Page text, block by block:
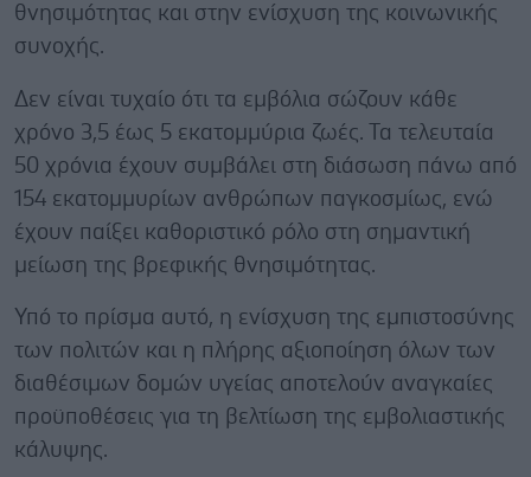
θνησιμότητας και στην ενίσχυση της κοινωνικής
συνοχής.
Δεν είναι τυχαίο ότι τα εμβόλια σώζουν κάθε
χρόνο 3,5 έως 5 εκατομμύρια ζωές. Τα τελευταία
50 χρόνια έχουν συμβάλει στη διάσωση πάνω από
154 εκατομμυρίων ανθρώπων παγκοσμίως, ενώ
έχουν παίξει καθοριστικό ρόλο στη σημαντική
μείωση της βρεφικής θνησιμότητας.
Υπό το πρίσμα αυτό, η ενίσχυση της εμπιστοσύνης
των πολιτών και η πλήρης αξιοποίηση όλων των
διαθέσιμων δομών υγείας αποτελούν αναγκαίες
προϋποθέσεις για τη βελτίωση της εμβολιαστικής
κάλυψης.